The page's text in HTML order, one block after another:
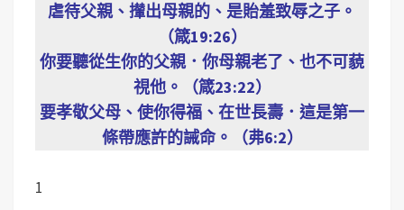
虐待父親、攆出母親的、是貽羞致辱之子。
（箴19:26）
你要聽從生你的父親．你母親老了、也不可藐
視他。（箴23:22）
要孝敬父母、使你得福、在世長壽．這是第一
條帶應許的誡命。（弗6:2）
1